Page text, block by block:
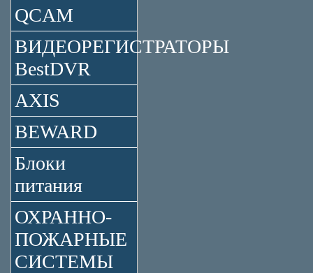
QCAM
ВИДЕОРЕГИСТРАТОРЫ
BestDVR
AXIS
BEWARD
Блоки
питания
ОХРАННО-
ПОЖАРНЫЕ
СИСТЕМЫ